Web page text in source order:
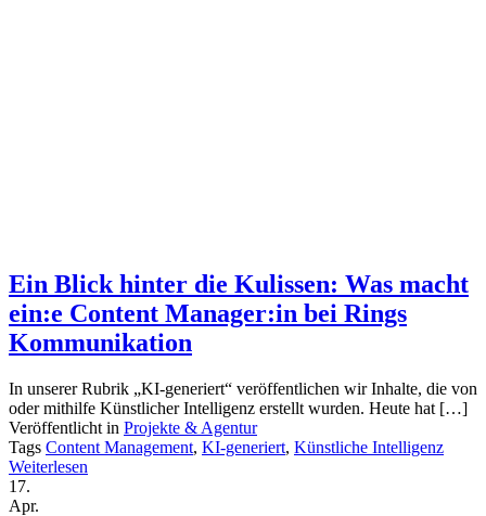
Ein Blick hinter die Kulissen: Was macht
ein:e Content Manager:in bei Rings
Kommunikation
In unserer Rubrik „KI-generiert“ veröffentlichen wir Inhalte, die von
oder mithilfe Künstlicher Intelligenz erstellt wurden. Heute hat […]
Veröffentlicht in Projekte & Agentur
Tags Content Management, KI-generiert, Künstliche Intelligenz
Weiterlesen
17.
Apr.